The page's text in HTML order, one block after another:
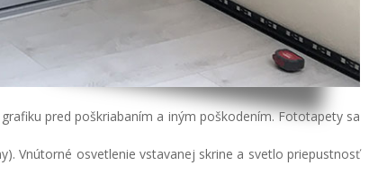
pred poškriabaním a iným poškodením. Fototapety sa
Vnútorné osvetlenie vstavanej skrine a svetlo priepustnosť